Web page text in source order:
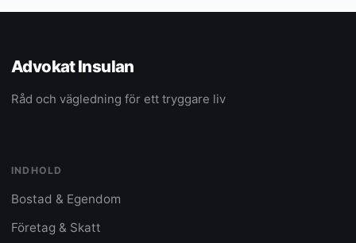
Advokat Insulan
Råd och vägledning för ett tryggare liv
INDHOLD
Bostad & Egendom
Företag & Skatt